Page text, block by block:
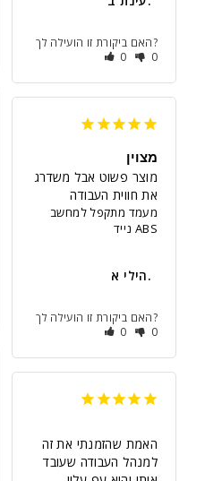
האם ביקורת זו הועילה לך?
0
0
מצוין
את חווית העבודה
מעמד מתקפל למחשב
נייד ABS
הילי א.
האם ביקורת זו הועילה לך?
0
0
האמת שהזמנתי את זה
למנהל העבודה שעובד